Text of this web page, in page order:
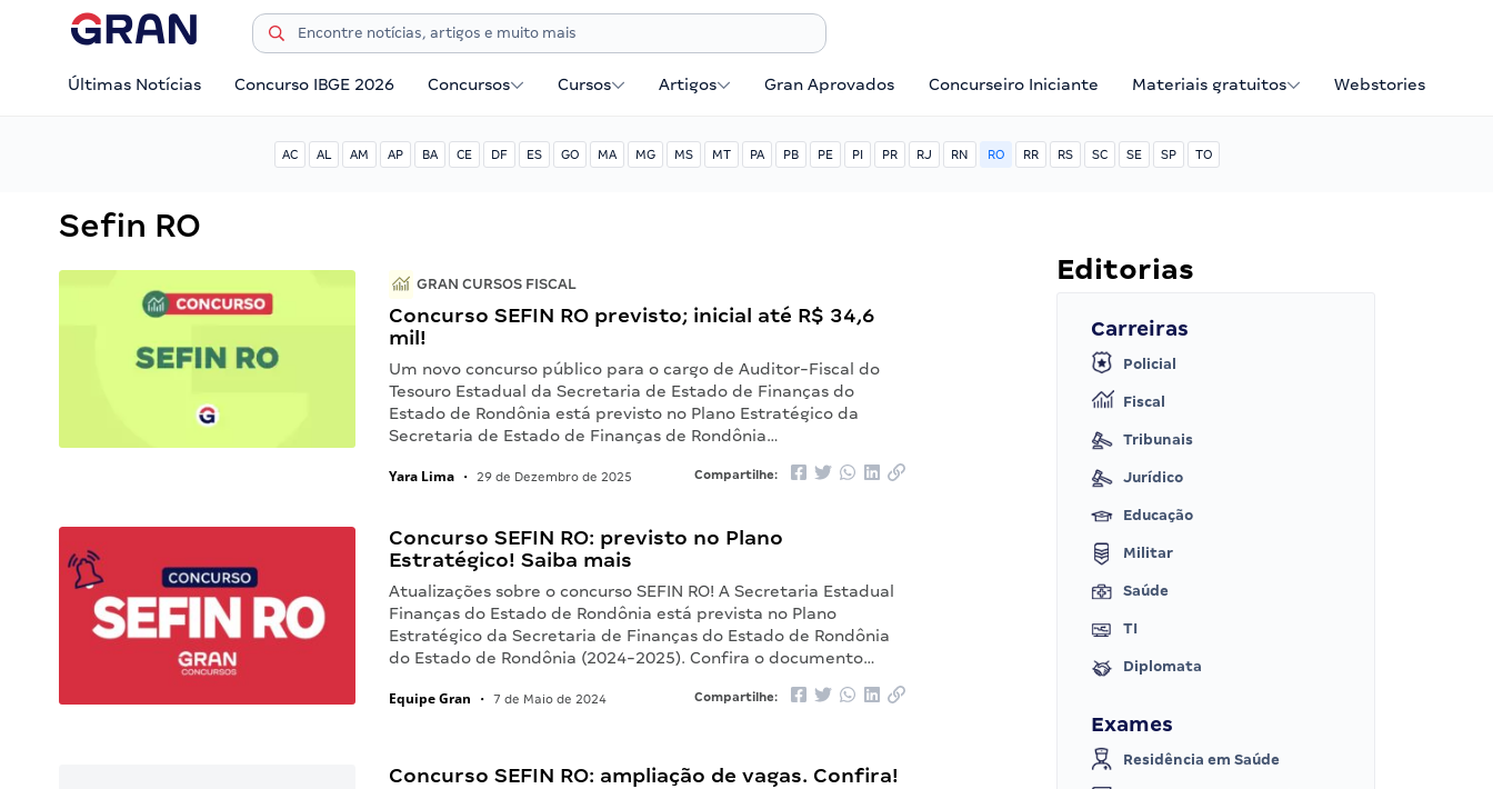
Últimas Notícias Concurso IBGE 2026 Concursos Cursos Artigos Gran Aprovados Concurseiro Iniciante Materiais gratuitos Webstories
AC AL AM AP BA CE DF ES GO MA MG MS MT PA PB PE PI PR RJ RN RO RR RS SC SE SP TO
Sefin RO
GRAN CURSOS FISCAL
Concurso SEFIN RO previsto; inicial até R$ 34,6
mil!
Um novo concurso público para o cargo de Auditor-Fiscal do
Tesouro Estadual da Secretaria de Estado de Finanças do
Estado de Rondônia está previsto no Plano Estratégico da
Secretaria de Estado de Finanças de Rondônia…
Yara Lima • 29 de Dezembro de 2025 Compartilhe:
Concurso SEFIN RO: previsto no Plano
Estratégico! Saiba mais
Atualizações sobre o concurso SEFIN RO! A Secretaria Estadual
Finanças do Estado de Rondônia está prevista no Plano
Estratégico da Secretaria de Finanças do Estado de Rondônia
do Estado de Rondônia (2024-2025). Confira o documento…
Equipe Gran • 7 de Maio de 2024 Compartilhe:
Concurso SEFIN RO: ampliação de vagas. Confira!
Editorias
Carreiras
Policial
Fiscal
Tribunais
Jurídico
Educação
Militar
Saúde
TI
Diplomata
Exames
Residência em Saúde